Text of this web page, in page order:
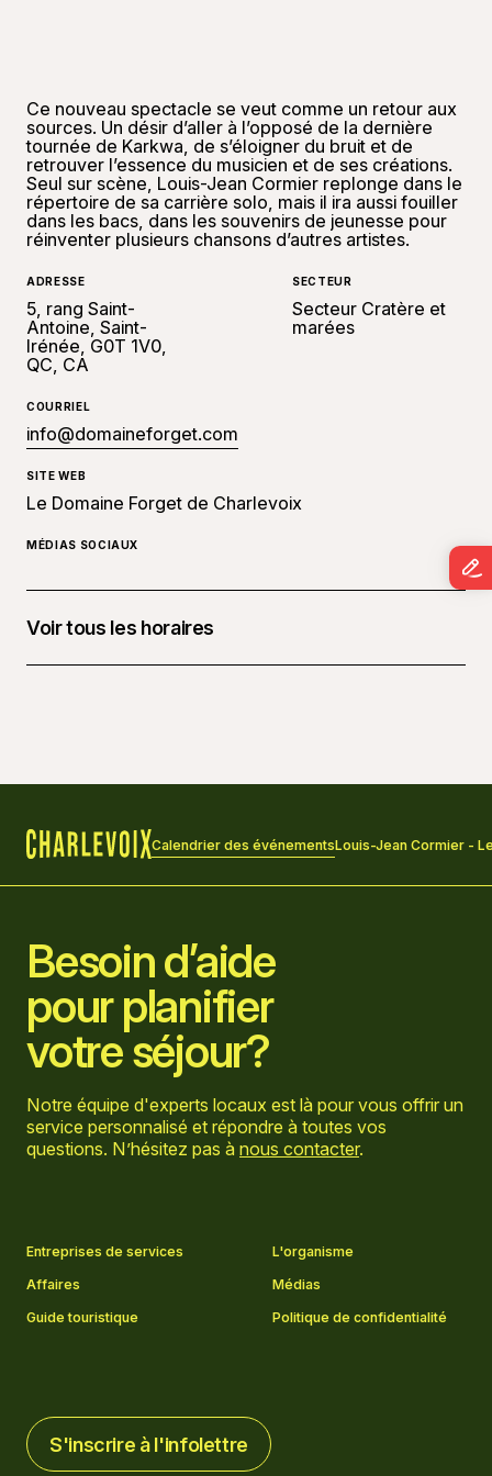
Ce nouveau spectacle se veut comme un retour aux
sources. Un désir d’aller à l’opposé de la dernière
tournée de Karkwa, de s’éloigner du bruit et de
retrouver l’essence du musicien et de ses créations.
Seul sur scène, Louis-Jean Cormier replonge dans le
répertoire de sa carrière solo, mais il ira aussi fouiller
dans les bacs, dans les souvenirs de jeunesse pour
réinventer plusieurs chansons d’autres artistes.
ADRESSE
5, rang Saint-
Antoine, Saint-
Irénée, G0T 1V0,
QC, CA
SECTEUR
Secteur Cratère et
marées
COURRIEL
info@domaineforget.com
SITE WEB
Le Domaine Forget de Charlevoix
MÉDIAS SOCIAUX
Voir tous les horaires
Calendrier des événementsLouis-Jean Cormier -
Besoin d’aide
pour planifier
votre séjour?
Notre équipe d'experts locaux est là pour vous offrir un
service personnalisé et répondre à toutes vos
questions. N’hésitez pas à nous contacter.
Entreprises de services
L'organisme
Affaires
Médias
Guide touristique
Politique de confidentialité
S'inscrire à l'infolettre